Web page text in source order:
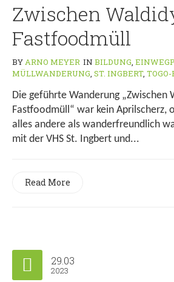
Zwischen
Fastfoodmüll
BYARNO MEYER IN BILDUNG,
MÜLLWANDERUNG, ST. INGBERT,
Die geführte Wanderung „Zwischen
Fastfoodmüll“ war kein Aprilscherz,
alles andere als wanderfreundlich
mit der VHS St. Ingbert und...
Read More
29.03
2023